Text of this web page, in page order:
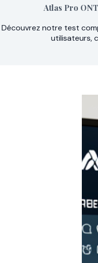
Atlas Pro
Découvrez notre test
utilisateurs,